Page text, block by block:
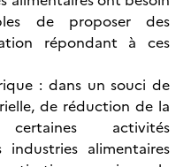
de proposer des
répondant à ces
: dans un souci de
de réduction de la
activités
industries alimentaires